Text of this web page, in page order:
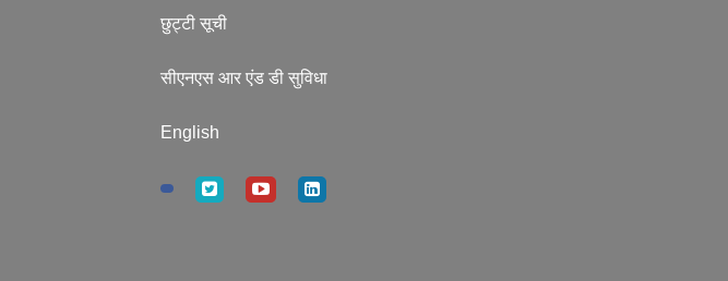
छुट्टी सूची
सीएनएस आर एंड डी सुविधा
English